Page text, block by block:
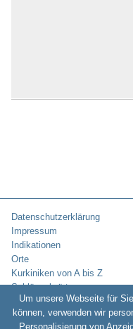
Datenschutzerklärung
Impressum
Indikationen
Orte
Kurkiniken von A bis Z
Schlüsselwörter
Um unsere Webseite für
können, verwenden wir
Personalisierung von